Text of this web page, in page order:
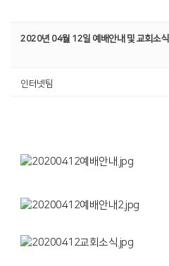
2020년 04월 12일 예배안내 및 교회소식
인터넷팀